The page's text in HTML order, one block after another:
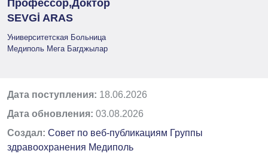
Профессор,Доктор
SEVGİ ARAS
Университетская Больница
Медиполь Мега Багджылар
Дата поступления: 18.06.2026
Дата обновления: 03.08.2026
Создал: Совет по веб-публикациям Группы
здравоохранения Медиполь